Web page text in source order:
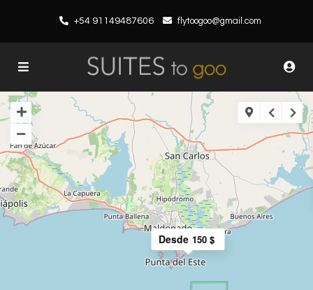
+54 91149487606 flytoogoo@gmail.com
Desde 150 $